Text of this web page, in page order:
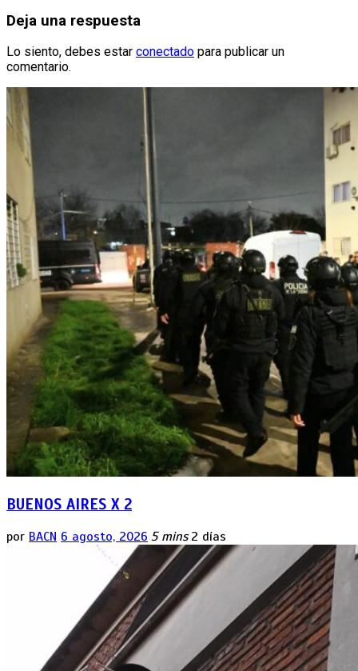
entradas
Deja una respuesta
Lo siento, debes estar conectado para publicar un
comentario.
BUENOS AIRES X 2
por BACN 6 agosto, 2026 5 mins 2 días